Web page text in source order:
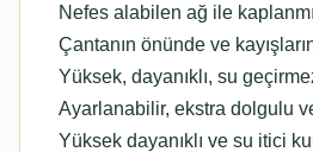
Nefes alabilen ağ ile
Çantanın önünde ve
Yüksek, dayanıklı, su
Ayarlanabilir, ekstra dolgulu
Yüksek dayanıklı ve su itici